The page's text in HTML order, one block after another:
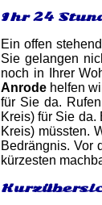
Ihr 24
Ein offen
Sie gelangen
noch in Ihrer
Anrode helfen
für Sie da.
Kreis) für Sie
Kreis) müssten.
Bedrängnis. Vor
kürzesten